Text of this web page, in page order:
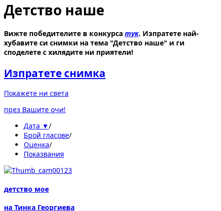
Детство наше
Вижте победителите в конкурса тук. Изпратете най-
хубавите си снимки на тема "Детство наше" и ги
споделете с хилядите ни приятели!
Изпратете снимка
Покажете ни света
през Вашите очи!
Дата ▼/
Брой гласове/
Оценка/
Показвания
детство мое
на Тинка Георгиева